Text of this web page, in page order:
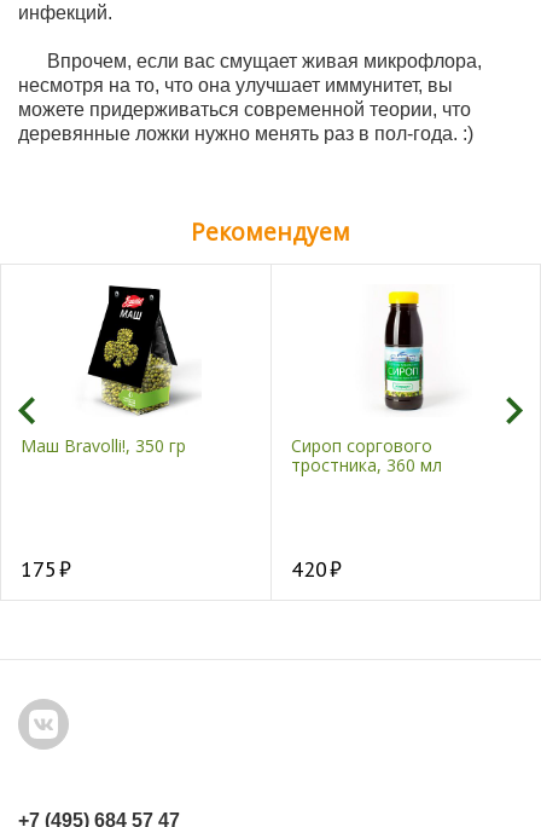
инфекций.
Впрочем, если вас смущает живая микрофлора,
несмотря на то, что она улучшает иммунитет, вы
можете придерживаться современной теории, что
деревянные ложки нужно менять раз в пол-года. :)
Рекомендуем
Маш Bravolli!, 350 гр
175
Сироп соргового
тростника, 360 мл
420
+7 (495) 684 57 47